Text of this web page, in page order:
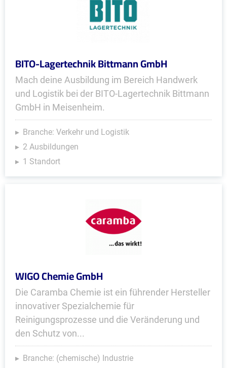
BITO-Lagertechnik Bittmann GmbH
Mach deine Ausbildung im Bereich Handwerk
und Logistik bei der BITO-Lagertechnik Bittmann
GmbH in Meisenheim.
Branche: Verkehr und Logistik
2 Ausbildungen
1 Standort
WIGO Chemie GmbH
Die Caramba Chemie ist ein führender Hersteller
innovativer Spezialchemie für
Reinigungsprozesse und die Veränderung und
den Schutz von...
Branche: (chemische) Industrie